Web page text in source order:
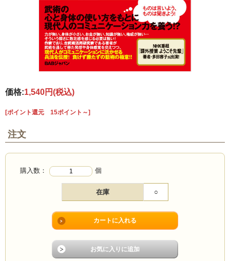
価格:1,540円(税込)
[ポイント還元 15ポイント～]
注文
購入数： 個
在庫 ○